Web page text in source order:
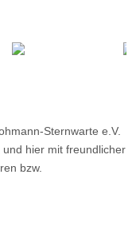
Sternwarte e.V.
hier mit freundlicher
bzw.